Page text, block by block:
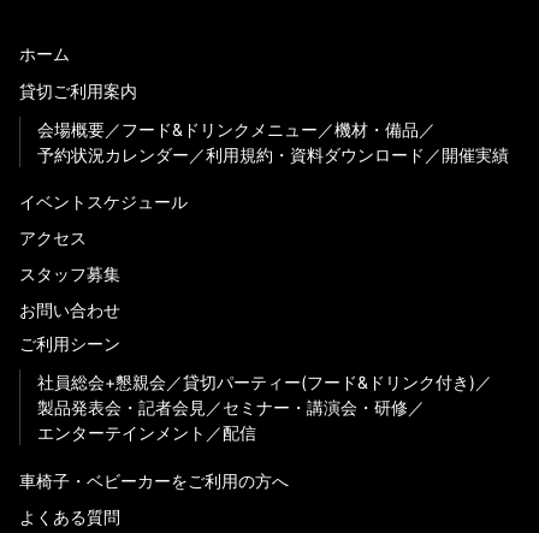
ホーム
貸切ご利用案内
会場概要
フード&ドリンクメニュー
機材・備品
予約状況カレンダー
利用規約・資料ダウンロード 開催実績
イベントスケジュール
アクセス
スタッフ募集
お問い合わせ
ご利用シーン
社員総会+懇親会
貸切パーティー(フード&ドリンク付き)
製品発表会・記者会見
セミナー・講演会・研修
エンターテインメント
配信
車椅子・ベビーカーをご利用の方へ
よくある質問